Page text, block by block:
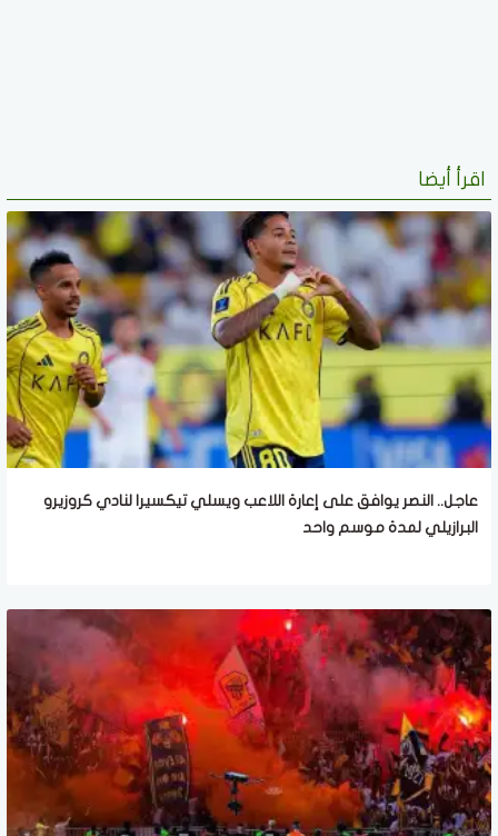
اقرأ أيضا
عاجل.. النصر يوافق على إعارة اللاعب ويسلي تيكسيرا لنادي كروزيرو
البرازيلي لمدة موسم واحد